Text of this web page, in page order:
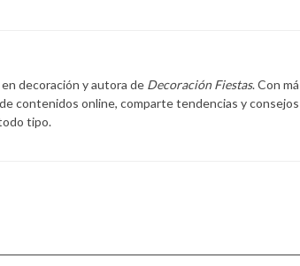
decoración y autora de Decoración Fiestas. Con
contenidos online, comparte tendencias y consejos
tipo.